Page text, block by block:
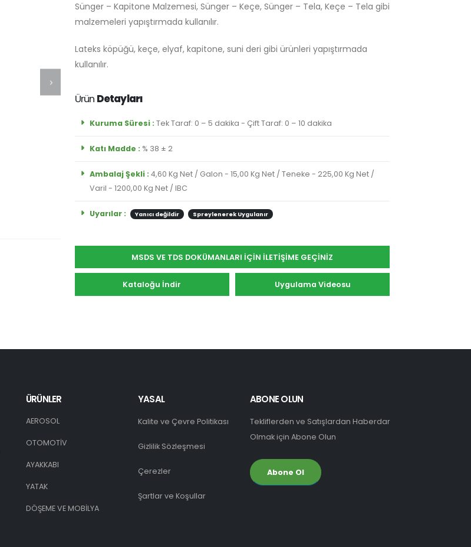
Sünger – Kapitone Malzemesi, Sünger – Keçe, Sünger – Tela, Keçe – Tela gibi
malzemeleri yapıştırmada kullanılır.
Lateks köpüğü, keçe, elyaf, kapitone, suni deri gibi ürünleri yapıştırmada
kullanılır.
Ürün Detayları
Kuruma Süresi : Tek Taraf: 0 – 5 dakika - Çift Taraf: 0 – 10 dakika
Katı Madde : % 38 ± 2
Ambalaj Şekli : 4,60 Kg Net / Galon - 15,00 Kg Net / Teneke - 225,00 Kg Net /
Varil - 1200,00 Kg Net / IBC
Uyarılar : Yanıcı değildir Spreylenerek Uygulanır
MSDS VE TDS DOKÜMANLARI İÇİN İLETİŞİME GEÇİNİZ
Kataloğu İndir Uygulama Videosu
ÜRÜNLER
AEROSOL
OTOMOTİV
AYAKKABI
YATAK
DÖŞEME VE MOBİLYA
YASAL
Kalite ve Çevre Politikası
Gizlilik Sözleşmesi
Çerezler
Şartlar ve Koşullar
ABONE OLUN
Tekliflerden ve Satışlardan Haberdar
Olmak için Abone Olun
Abone Ol